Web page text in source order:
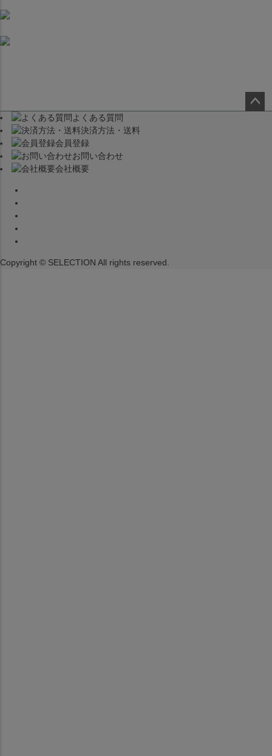
よくある質問
決済方法・送料
会員登録
お問い合わせ
会社概要
Copyright © SELECTION All rights reserved.